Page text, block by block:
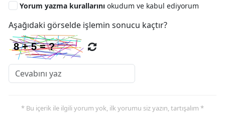
Yorum yazma kurallarını okudum ve kabul ediyorum
Aşağıdaki görselde işlemin sonucu kaçtır?
* Bu içerik ile ilgili yorum yok, ilk yorumu siz yazın, tartışalım *